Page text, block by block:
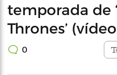
temporada de
Thrones’
0